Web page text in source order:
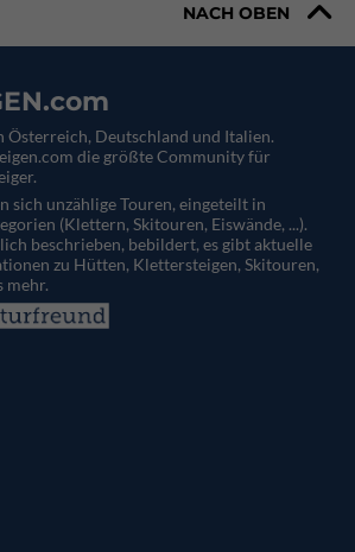
NACH OBEN
Österreich, Deutschland und Italien.
die größte Community für
sich unzählige Touren, eingeteilt in
(Klettern, Skitouren, Eiswände, ...).
beschrieben, bebildert, es gibt aktuelle
zu Hütten, Klettersteigen, Skitouren,
mehr.